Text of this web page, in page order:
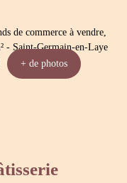
+ de photos